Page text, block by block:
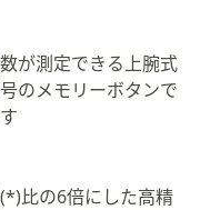
が測定できる上腕式
のメモリーボタンで
比の6倍にした高精